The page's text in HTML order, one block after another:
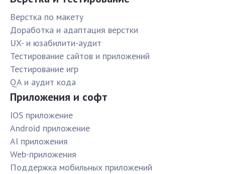
Верстка по макету
Доработка и адаптация верстки
UX- и юзабилити-аудит
Тестирование сайтов и приложений
Тестирование игр
QA и аудит кода
Приложения и софт
IOS приложение
Android приложение
AI приложения
Web-приложения
Поддержка мобильных приложений